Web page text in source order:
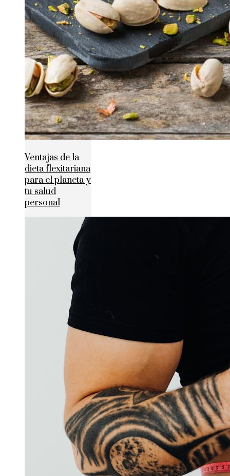
Ventajas de la
dieta flexitariana
para el planeta y
tu salud
personal